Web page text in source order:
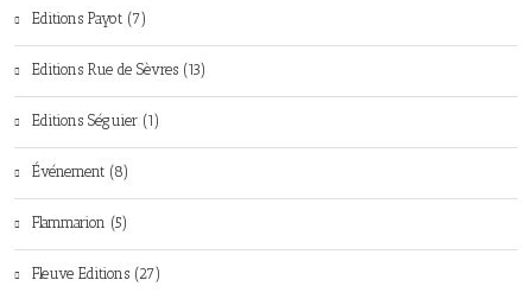
Editions Payot (7)
Editions Rue de Sèvres (13)
Editions Séguier (1)
Événement (8)
Flammarion (5)
Fleuve Editions (27)